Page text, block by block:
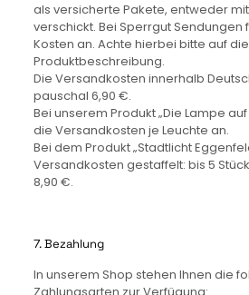
als versicherte Pakete, entweder mit
verschickt. Bei Sperrgut Sendungen
Kosten an. Achte hierbei bitte auf die
Produktbeschreibung.
Die Versandkosten innerhalb
pauschal 6,90 €.
Bei unserem Produkt „Die Lampe
die Versandkosten je Leuchte an.
Bei dem Produkt „Stadtlicht
Versandkosten gestaffelt: bis 5
8,90 €.
7. Bezahlung
In unserem Shop stehen Ihnen die